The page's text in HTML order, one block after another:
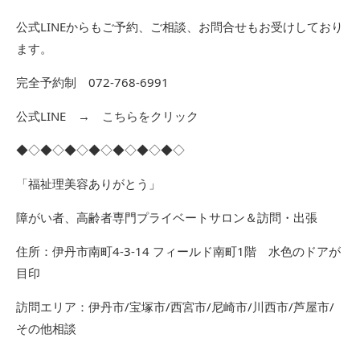
公式LINEからもご予約、ご相談、お問合せもお受けしており
ます。
完全予約制 072-768-6991
公式LINE → こちらをクリック
◆◇◆◇◆◇◆◇◆◇◆◇◆◇
「福祉理美容ありがとう」
障がい者、高齢者専門プライベートサロン＆訪問・出張
住所：伊丹市南町4-3-14 フィールド南町1階 水色のドアが
目印
訪問エリア：伊丹市/宝塚市/西宮市/尼崎市/川西市/芦屋市/
その他相談